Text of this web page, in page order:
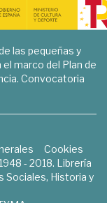
las pequeñas y
marco del Plan de
Convocatoria
Cookies
- 2018. Librería
Sociales, Historia y